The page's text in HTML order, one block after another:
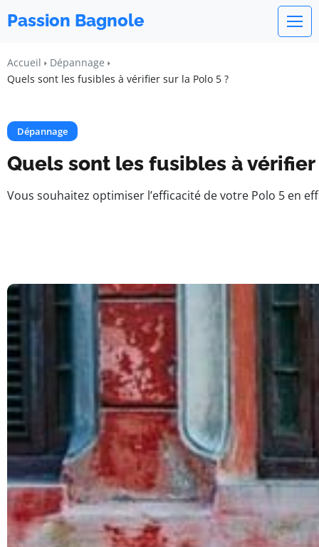
Passion Bagnole
Accueil
Dépannage
Quels sont les fusibles à vérifier sur la Polo 5 ?
Dépannage
Quels sont les fusibles à vérifier
Vous souhaitez optimiser l’efficacité de votre Polo 5 en